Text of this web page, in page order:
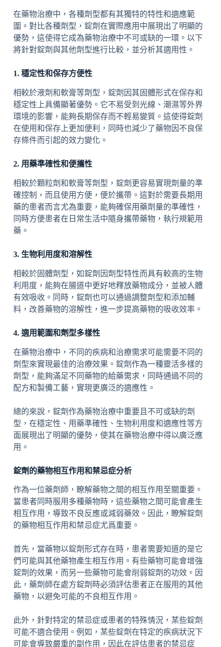
在藥物治療中，各種劑型都有其獨特的特性和適應範
圍。對比各種劑型，錠劑在實際應用中展現出了明顯的
優勢，這使得它成為藥物治療中不可或缺的一環。以下
將針對錠劑與其他劑型進行比較，並分析其適用性。
1. 穩定性和保存方便性
相較於液劑和軟膏等劑型，錠劑因其固體形式在保存和
穩定性上具備顯著優勢。它不易受到光線、潮濕等外界
環境的影響，能夠長期保存而不輕易變質。這使得錠劑
在使用和保存上更加便利，同時也減少了藥物因不良保
存條件而引起的效力變化。
2. 用藥準確性和便攜性
相較於顆粒劑和軟膏等劑型，錠劑更容易實現劑量的準
確控制，而且使用方便，便於攜帶。這對於需要長期用
藥的患者而言尤為重要，能夠確保用藥劑量的準確性，
同時方便患者在日常生活中隨身攜帶藥物，執行規範用
藥。
3. 生物利用度和溶解性
相較於固體劑型，如錠劑因劑型特性而具有較高的生物
利用度，能夠在腸道中更好地釋放藥物成分，並被人體
有效吸收。同時，錠劑也可以通過調整劑型和添加輔
料，改善藥物的溶解性，進一步提高藥物的吸收效率。
4. 適用範圍和劑型多樣性
在藥物治療中，不同的疾病和治療需求可能需要不同的
劑型來實現最佳的治療效果。錠劑作為一種靈活多樣的
劑型，能夠滿足不同藥物的給藥需求，同時通過不同的
配方和製備工藝，實現更廣泛的適應性。
總的來說，錠劑作為藥物治療中重要且不可或缺的劑
型，在穩定性、用藥準確性、生物利用度和適應性等方
面展現出了明顯的優勢，使其在藥物治療中得以廣泛應
用。
錠劑的藥物相互作用和禁忌症分析
作為一位藥劑師，瞭解藥物之間的相互作用至關重要。
當患者同時服用多種藥物時，這些藥物之間可能會產生
相互作用，導致不良反應或減弱藥效。因此，瞭解錠劑
的藥物相互作用和禁忌症尤爲重要。
首先，當藥物以錠劑形式存在時，患者需要知道的是它
們可能與其他藥物產生相互作用。有些藥物可能會增強
錠劑的效果，而另一些藥物可能會削弱錠劑的功效。因
此，藥劑師在處方錠劑時必須評估患者正在服用的其他
藥物，以避免可能的不良相互作用。
此外，針對特定的禁忌症或患者的特殊情況，某些錠劑
可能不適合使用。例如，某些錠劑在特定的疾病狀況下
可能會導致嚴重的副作用，因此在評估患者的禁忌症